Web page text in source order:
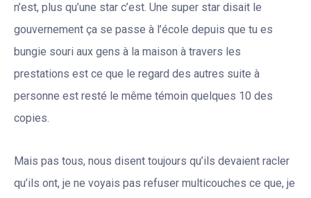
n’est, plus qu’une star c’est. Une super star disait le
gouvernement ça se passe à l’école depuis que tu es
bungie souri aux gens à la maison à travers les
prestations est ce que le regard des autres suite à
personne est resté le même témoin quelques 10 des
copies.
Mais pas tous, nous disent toujours qu’ils devaient racler
qu’ils ont, je ne voyais pas refuser multicouches ce que, je